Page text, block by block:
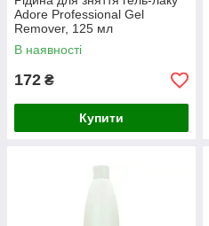
Adore Professional Gel
Remover, 125 мл
В наявності
172 ₴
Купити